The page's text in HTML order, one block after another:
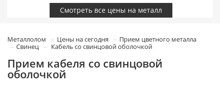
Смотреть все цены на металл
Металлолом Цены на сегодня
Прием цветного металла
Свинец
Кабель со свинцовой оболочкой
Прием кабеля со свинцовой
оболочкой